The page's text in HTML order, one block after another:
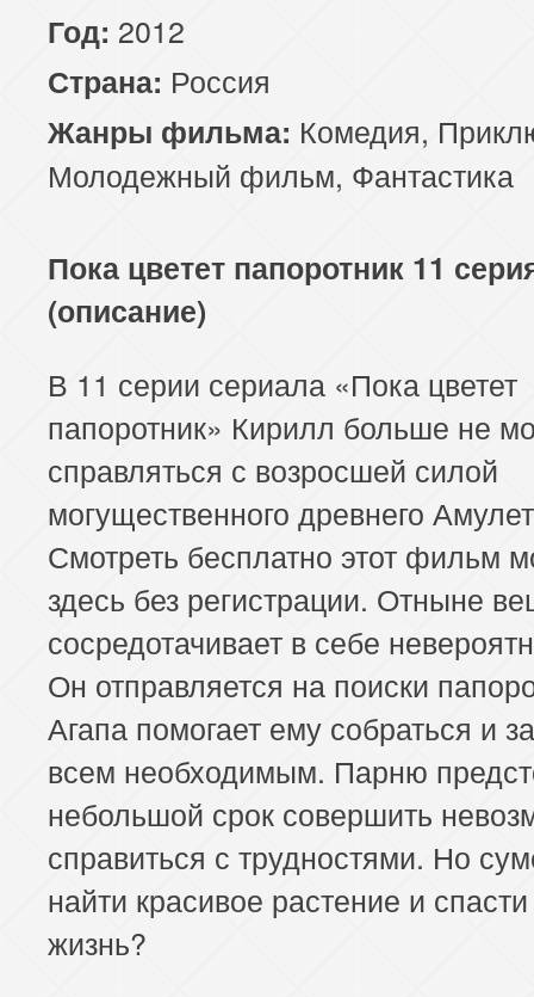
Год: 2012
Страна: Россия
Жанры фильма: Комедия,
Молодежный фильм, Фантастика
Пока цветет папоротник 11
(описание)
В 11 серии сериала «Пока цветет
папоротник» Кирилл больше не
справляться с возросшей силой
могущественного древнего
Смотреть бесплатно этот фильм
здесь без регистрации. Отныне
сосредотачивает в себе
Он отправляется на поиски
Агапа помогает ему собраться и
всем необходимым. Парню
небольшой срок совершить
справиться с трудностями. Но
найти красивое растение и
жизнь?